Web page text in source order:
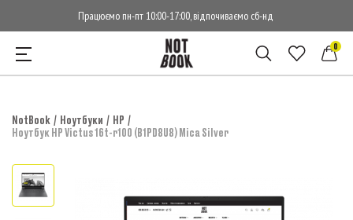
Працюємо пн-пт 10:00-17:00, відпочиваємо сб-нд
0
NotBook Ноутбуки
HP
Ноутбук HP Victus 16t-r100 (B1PD8U8) Mica Silver